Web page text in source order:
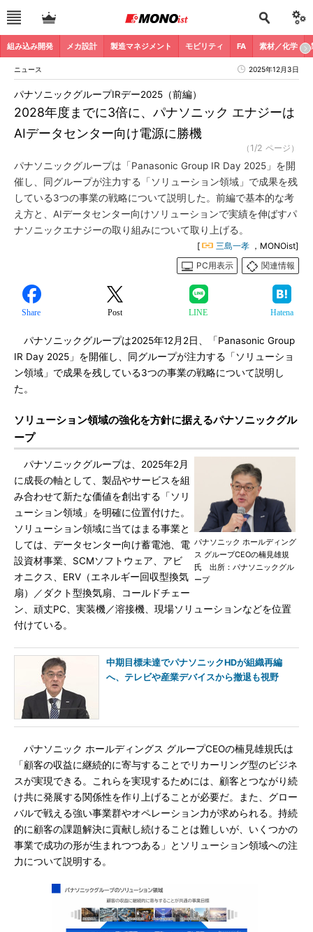
組み込み開発 メカ設計 製造マネジメント モビリティ FA 素材／化学
ニュース 2025年12月3日
2028年度までに3倍に、パナソニック エナジーは
AIデータセンター向け電源に勝機
パナソニックグループIRデー2025（前編）
（1/2 ページ）
パナソニックグループは「Panasonic Group IR Day 2025」を開
催し、同グループが注力する「ソリューション領域」で成果を残
している3つの事業の戦略について説明した。前編で基本的な考
え方と、AIデータセンター向けソリューションで実績を伸ばすパ
ナソニックエナジーの取り組みについて取り上げる。
[ 三島一孝 ，MONOist]
PC用表示
関連情報
Share Post LINE Hatena
パナソニックグループは2025年12月2日、「Panasonic Group
IR Day 2025」を開催し、同グループが注力する「ソリューショ
ン領域」で成果を残している3つの事業の戦略について説明し
た。
ソリューション領域の強化を方針に据えるパナソニックグル
ープ
パナソニック ホールディング
ス グループCEOの楠見雄規
氏 出所：パナソニックグル
ープ
パナソニックグループは、2025年2月
に成長の軸として、製品やサービスを組
み合わせて新たな価値を創出する「ソリ
ューション領域」を明確に位置付けた。
ソリューション領域に当てはまる事業と
しては、データセンター向け蓄電池、電
設資材事業、SCMソフトウェア、アビ
オニクス、ERV（エネルギー回収型換気
扇）／ダクト型換気扇、コールドチェー
ン、頑丈PC、実装機／溶接機、現場ソリューションなどを位置
付けている。
中期目標未達でパナソニックHDが組織再編
へ、テレビや産業デバイスから撤退も視野
パナソニック ホールディングス グループCEOの楠見雄規氏は
「顧客の収益に継続的に寄与することでリカーリング型のビジネ
スが実現できる。これらを実現するためには、顧客とつながり続
け共に発展する関係性を作り上げることが必要だ。また、グロー
バルで戦える強い事業群やオペレーション力が求められる。持続
的に顧客の課題解決に貢献し続けることは難しいが、いくつかの
事業で成功の形が生まれつつある」とソリューション領域への注
力について説明する。